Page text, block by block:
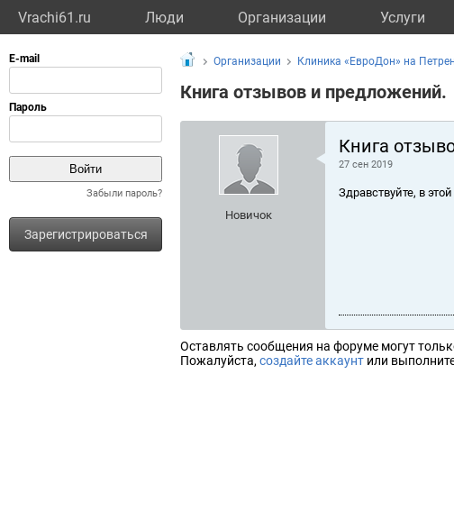
Vrachi61.ru Люди Организации Услуги
Забыли пароль?
Зарегистрироваться
Организации Клиника «ЕвроДон» на
Книга отзывов и предложений.
Новичок
Книга
27 сен 2019
Здравствуйте, в
Оставлять сообщения на форуме могут
Пожалуйста, создайте аккаунт или